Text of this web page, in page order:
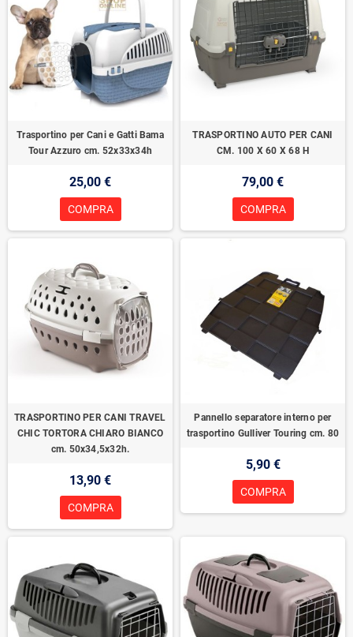
Trasportino per Cani e Gatti Bama
Tour Azzuro cm. 52x33x34h
25,00 €
COMPRA
TRASPORTINO AUTO PER CANI
CM. 100 X 60 X 68 H
79,00 €
COMPRA
TRASPORTINO PER CANI TRAVEL
CHIC TORTORA CHIARO BIANCO
cm. 50x34,5x32h.
13,90 €
COMPRA
Pannello separatore interno per
trasportino Gulliver Touring cm. 80
5,90 €
COMPRA